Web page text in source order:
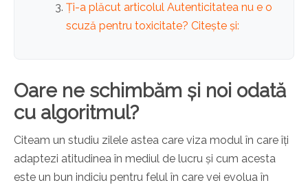
Ți-a plăcut articolul Autenticitatea nu e o
scuză pentru toxicitate? Citește și:
Oare ne schimbăm și noi odată
cu algoritmul?
Citeam un studiu zilele astea care viza modul în care îți
adaptezi atitudinea în mediul de lucru și cum acesta
este un bun indiciu pentru felul în care vei evolua în